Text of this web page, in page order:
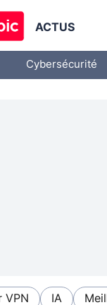
ACTUS
Cybersécurité
VPN IA